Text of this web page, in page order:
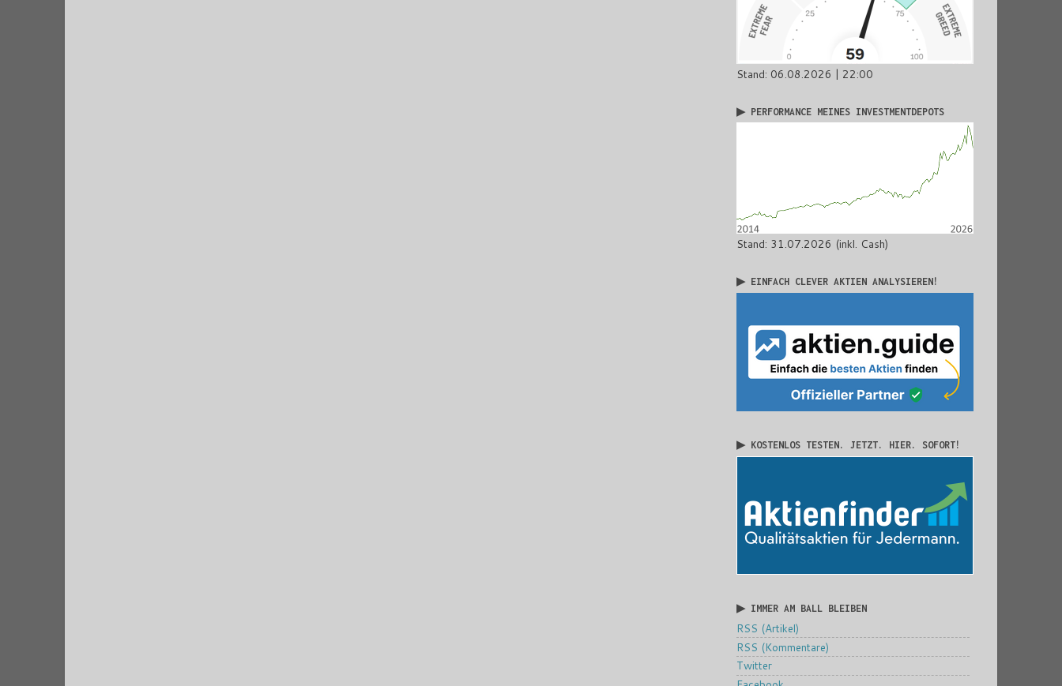
Stand: 06.08.2026 | 22:00
▶ PERFORMANCE MEINES INVESTMENTDEPOTS
Stand: 31.07.2026 (inkl. Cash)
▶ EINFACH CLEVER AKTIEN ANALYSIEREN!
▶ KOSTENLOS TESTEN. JETZT. HIER. SOFORT!
▶ IMMER AM BALL BLEIBEN
RSS (Artikel)
RSS (Kommentare)
Twitter